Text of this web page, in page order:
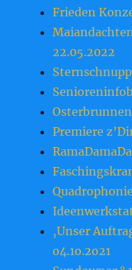
Frieden
22.05.2022
Premiere
‚Unser
o4.1o.2o21